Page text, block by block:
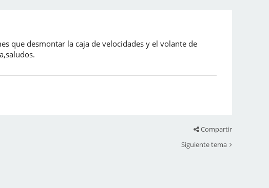
que desmontar la caja de velocidades y el volante de
Compartir
Siguiente tema